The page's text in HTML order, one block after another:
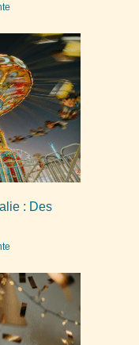
: Des